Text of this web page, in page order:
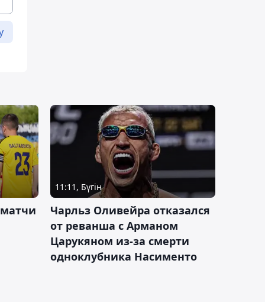
11:11, Бүгін
Чарльз Оливейра отказался
от реванша с Арманом
Царукяном из-за смерти
одноклубника Насименто